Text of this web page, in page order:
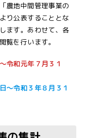
農地中間管理事業の
り公表することとな
ます。あわせて、各
覧を行います。
和元年７月３１
令和３年８月３１